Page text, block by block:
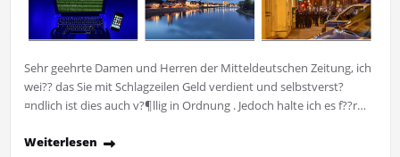
Sehr geehrte Damen und Herren der Mitteldeutschen Zeitung, ich
wei?? das Sie mit Schlagzeilen Geld verdient und selbstverst?
¤ndlich ist dies auch v?¶llig in Ordnung . Jedoch halte ich es f??r…
Weiterlesen